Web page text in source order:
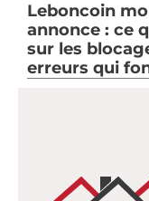
Leboncoin
annonce : ce
sur les
erreurs qui